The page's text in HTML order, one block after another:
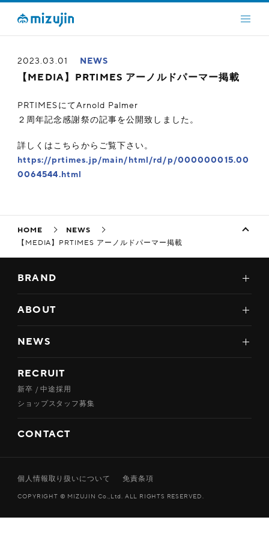
2023.03.01 NEWS
【MEDIA】PRTIMES アーノルドパーマー掲載
PRTIMESにてArnold Palmer
２周年記念感謝祭の記事を公開致しました。
詳しくはこちらからご覧下さい。
https://prtimes.jp/main/html/rd/p/000000015.00
0064544.html
HOME
NEWS
【MEDIA】PRTIMES アーノルドパーマー掲載
BRAND
ABOUT
NEWS
RECRUIT
新卒 / 中途採用
ショップスタッフ募集
CONTACT
個人情報取り扱いについて 免責条項
COPYRIGHT © MIZUJIN Co.,Ltd. ALL RIGHTS RESERVED.